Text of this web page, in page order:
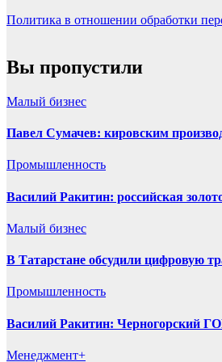
Политика в отношении обработки
Вы пропустили
Малый бизнес
Павел Сумачев: кировским
Промышленность
Василий Ракитин: российская
Малый бизнес
В Татарстане обсудили цифровую
Промышленность
Василий Ракитин: Черногорский
Менеджмент+